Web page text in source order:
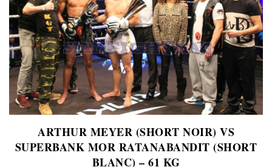
ARTHUR MEYER (SHORT NOIR) VS
SUPERBANK MOR RATANABANDIT (SHORT
BLANC) – 61 KG